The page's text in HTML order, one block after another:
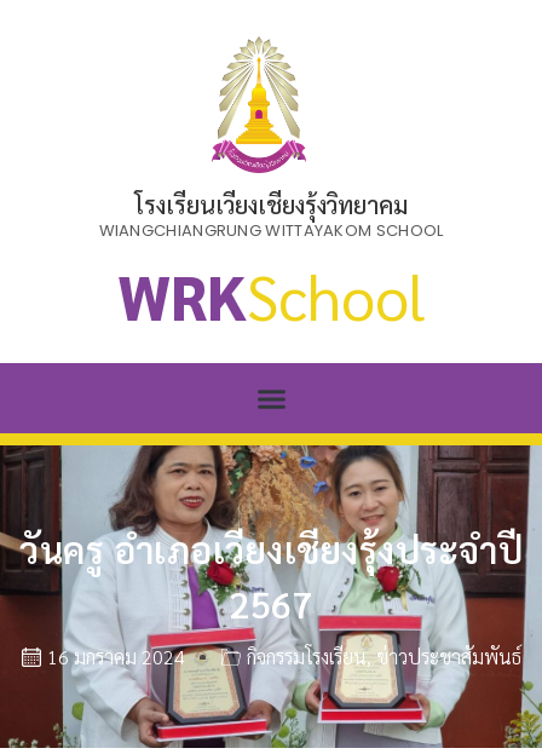
โรงเรียนเวียงเชียงรุ้งวิทยาคม
WIANGCHIANGRUNG WITTAYAKOM SCHOOL
WRKSchool
วันครู อำเภอเวียงเชียงรุ้งประจำปี
2567
16 มกราคม 2024 กิจกรรมโรงเรียน,ข่าวประชาสัมพันธ์